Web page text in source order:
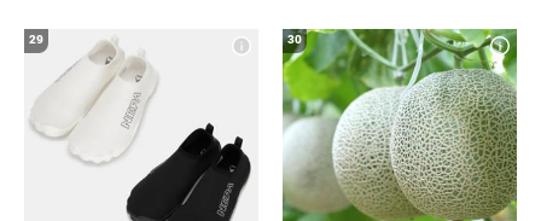
29 30